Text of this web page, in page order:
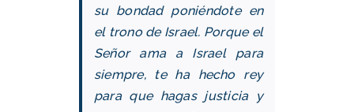
su bondad poniéndote en
el trono de Israel. Porque el
Señor ama a Israel para
siempre, te ha hecho rey
para que hagas justicia y